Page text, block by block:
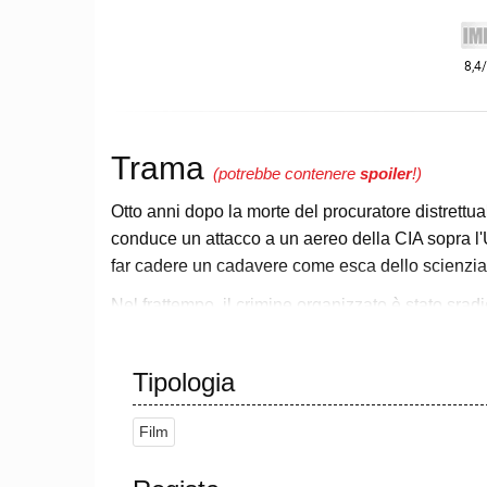
Trama (potrebbe contenere spoiler!)
Otto anni dopo la morte del procuratore
conduce un attacco a un aereo della CIA sopra
far cadere un cadavere come esca dello
Nel frattempo, il crimine organizzato è stato
Dawes, è diventato un recluso e la Wayne
per comprare le impronte digitali di Bruce.
Wayne Manor. In seguito Daggett fa il doppio
La polizia arriva e insegue Bane e gli
Tipologia
Film